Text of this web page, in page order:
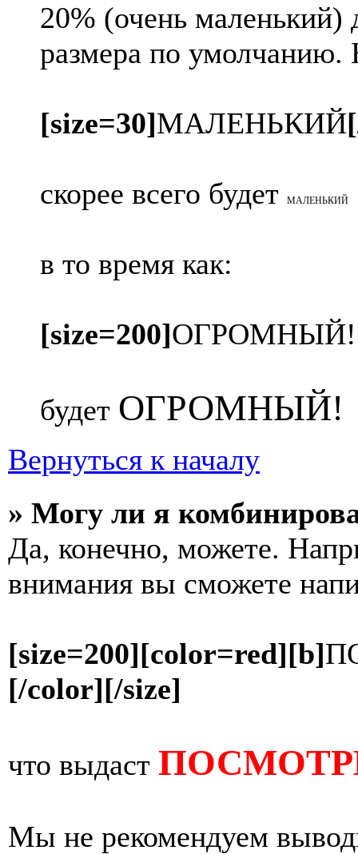
20% (очень
размера по умолчанию.
[size=30]МАЛЕНЬКИЙ
скорее всего будет МАЛЕНЬКИЙ
в то время как:
[size=200]ОГРОМНЫЙ!
будет ОГРОМНЫЙ!
Вернуться к началу
» Могу ли я
Да, конечно, можете.
внимания вы сможете
[size=200][color=red][b]
[/color][/size]
что выдаст
Мы не рекомендуем